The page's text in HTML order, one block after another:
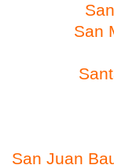
San
San Juan